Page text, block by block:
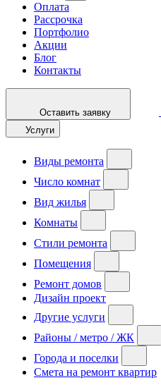
Оплата
Рассрочка
Портфолио
Акции
Блог
Контакты
Оставить заявку
Услуги
Виды ремонта
Число комнат
Вид жилья
Комнаты
Стили ремонта
Помещения
Ремонт домов
Дизайн проект
Другие услуги
Районы / метро / ЖК
Города и поселки
Смета на ремонт квартир